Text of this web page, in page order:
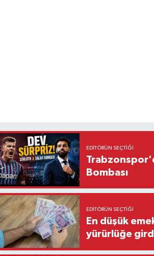
EDITÖRÜN SEÇTIĞI
Bombası
EDITÖRÜN SEÇTIĞI
En düşük
yürürlüğe